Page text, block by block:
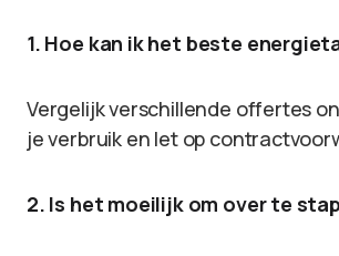
1. Hoe kan ik het beste
Vergelijk verschillende offertes
je verbruik en let op
2. Is het moeilijk om over te